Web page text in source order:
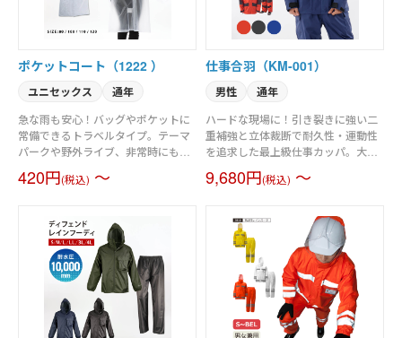
ポケットコート（1222 ）
ユニセックス 通年
急な雨も安心！バッグやポケットに
常備できるトラベルタイプ。テーマ
パークや野外ライブ、非常時にも役
420円(税込) ～
仕事合羽（KM-001）
男性 通年
ハードな現場に！引き裂きに強い二
重補強と立体裁断で耐久性・運動性
を追求した最上級仕事カッパ。大型
5L。
9,680円(税込) ～